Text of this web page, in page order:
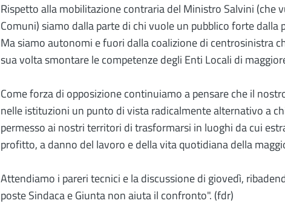
Rispetto alla mobilitazione contraria del Ministro Salvini (che
Comuni) siamo dalla parte di chi vuole un pubblico forte dalla
Ma siamo autonomi e fuori dalla coalizione di centrosinistra
sua volta smontare le competenze degli Enti Locali di
Come forza di opposizione continuiamo a pensare che il
nelle istituzioni un punto di vista radicalmente alternativo a
permesso ai nostri territori di trasformarsi in luoghi da cui
profitto, a danno del lavoro e della vita quotidiana della
Attendiamo i pareri tecnici e la discussione di giovedì,
poste Sindaca e Giunta non aiuta il confronto". (fdr)